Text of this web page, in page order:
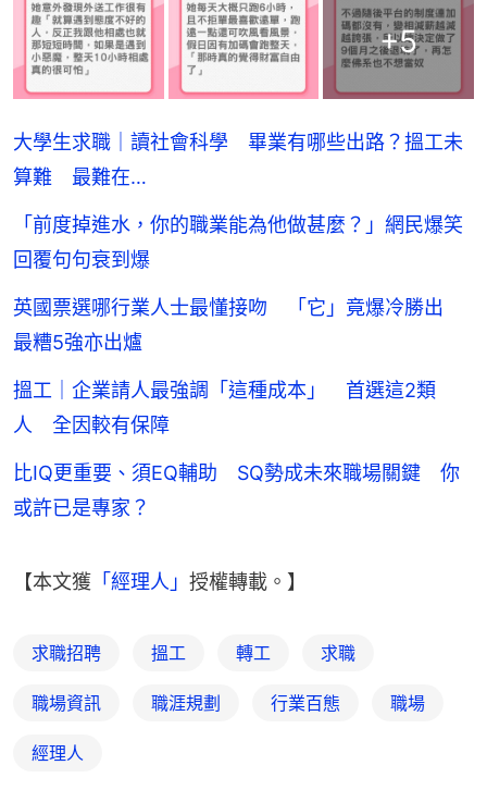
+5
大學生求職｜讀社會科學 畢業有哪些出路？搵工未
算難 最難在…
「前度掉進水，你的職業能為他做甚麼？」網民爆笑
回覆句句衰到爆
英國票選哪行業人士最懂接吻 「它」竟爆冷勝出
最糟5強亦出爐
搵工｜企業請人最強調「這種成本」 首選這2類
人 全因較有保障
比IQ更重要、須EQ輔助 SQ勢成未來職場關鍵 你
或許已是專家？
【本文獲 「經理人」 授權轉載。】
求職招聘 搵工 轉工 求職
職場資訊 職涯規劃 行業百態 職場
經理人